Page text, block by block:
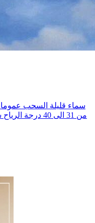
سماء قليلة السحب عموما
من 31 الى 40